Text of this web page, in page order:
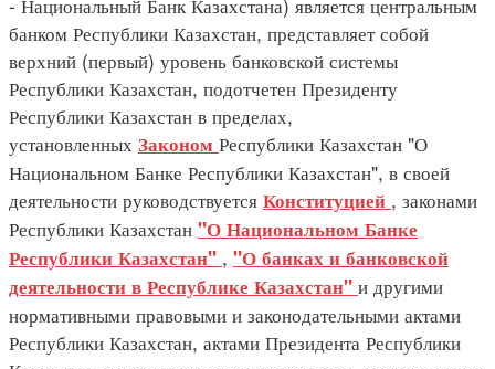
банком Республики Казахстан, представляет собой
верхний (первый) уровень банковской системы
Республики Казахстан, подотчетен Президенту
Республики Казахстан в пределах,
установленных Законом Республики Казахстан "О
Национальном Банке Республики Казахстан", в своей
деятельности руководствуется Конституцией , законами
Республики Казахстан "О Национальном Банке
Республики Казахстан" , "О банках и банковской
деятельности в Республике Казахстан" и другими
нормативными правовыми и законодательными актами
Республики Казахстан, актами Президента Республики